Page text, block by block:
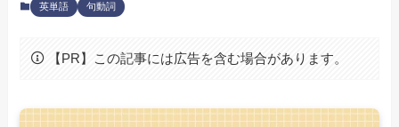
英単語 句動詞
【PR】この記事には広告を含む場合があります。